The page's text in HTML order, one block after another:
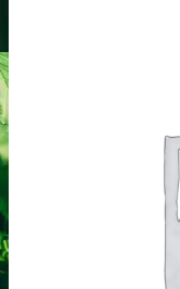
Blæseregulator
Automatisering